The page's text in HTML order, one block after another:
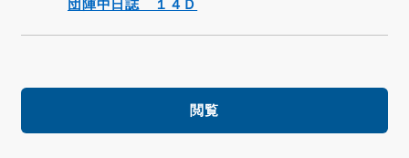
団陣中日誌 １４Ｄ
閲覧